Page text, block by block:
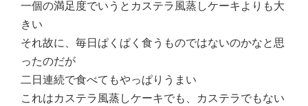
一個の満足度でいうとカステラ風蒸しケーキよりも大
きい
それ故に、毎日ぱくぱく食うものではないのかなと思
ったのだが
二日連続で食べてもやっぱりうまい
これはカステラ風蒸しケーキでも、カステラでもない